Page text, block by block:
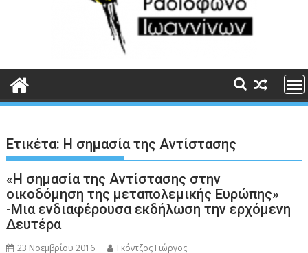
Ετικέτα: Η σημασία της Αντίστασης
«Η σημασία της Αντίστασης στην
οικοδόμηση της μεταπολεμικής Ευρώπης»
-Μια ενδιαφέρουσα εκδήλωση την ερχόμενη
Δευτέρα
23 Νοεμβρίου 2016 Γκόντζος Γιώργος